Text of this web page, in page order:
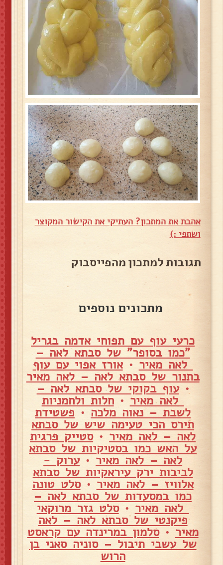
אהבת את המתכון? העתיקי את הקישור המקוצר
ושתפי :)
תגובות למתכון מהפייסבוק
מתכונים נוספים
כרעי עוף עם תפוחי אדמה בגריל
"כמו בסופר" של סבתא לאה –
לאה מאיר •אורז אפוי עם עוף
בתנור של סבתא לאה – לאה מאיר
•עוף בקוקי של סבתא לאה –
לאה מאיר •חלות ולחמניות
לשבת – נאוה מלכה • פשטידת
תירס הכי טעימה שיש של סבתא
לאה – לאה מאיר •סטייק פרגית
על האש כמו בסטיקיות של סבתא
לאה – לאה מאיר •ערוק -
לביבות ירק עיראקיות של סבתא
אלוויז – לאה מאיר •סלט טונה
כמו במסעדות של סבתא לאה –
לאה מאיר •סלט גזר מרוקאי
פיקנטי של סבתא לאה – לאה
מאיר •סלמון במרינדה עם קראסט
של עשבי תיבול – סוניה סאני בן
הרוש